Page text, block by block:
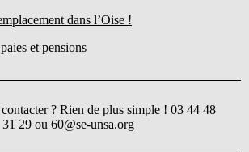
dans l’Oise !
et pensions
? Rien de plus simple ! 03 44 48
31 29 ou 60@se-unsa.org